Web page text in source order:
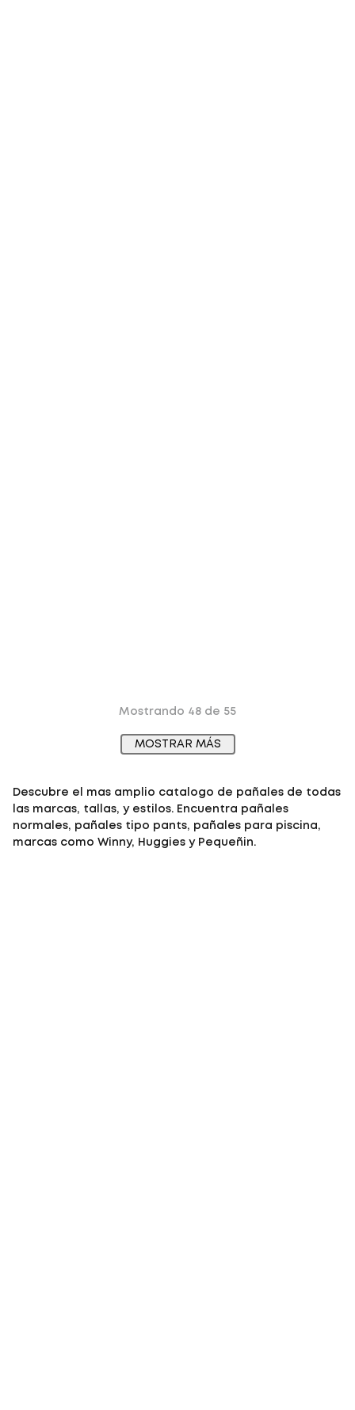
Mostrando 48 de 55
MOSTRAR MÁS
Descubre el mas amplio catalogo de pañales de todas
las marcas, tallas, y estilos. Encuentra
pañales
normales, pañales tipo pants, pañales para piscina ,
marcas como Winny, Huggies y Pequeñin.